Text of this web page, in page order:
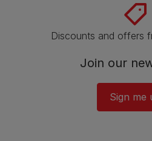
Discounts and offers
Join our
Sign me